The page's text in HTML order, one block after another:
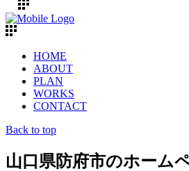
HOME
ABOUT
PLAN
WORKS
CONTACT
Back to top
山口県防府市のホーム